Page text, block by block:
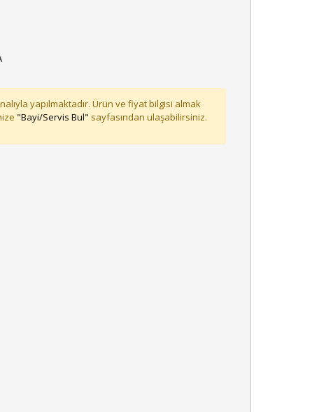
yapılmaktadır. Ürün ve fiyat bilgisi almak
"Bayi/Servis Bul" sayfasından ulaşabilirsiniz.